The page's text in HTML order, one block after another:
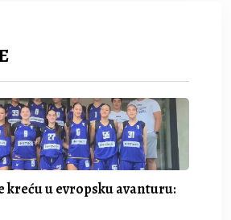
kreću u evropsku avanturu: